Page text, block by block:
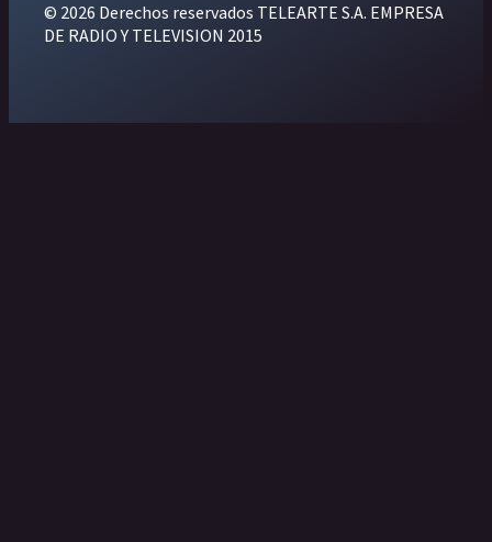
© 2026 Derechos reservados TELEARTE S.A. EMPRESA
DE RADIO Y TELEVISION 2015